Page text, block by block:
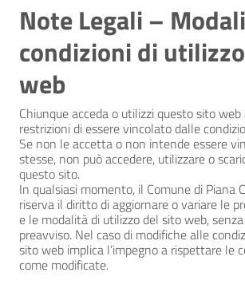
Note Legali –
condizioni di
web
Chiunque acceda o utilizzi questo sito
restrizioni di essere vincolato dalle
Se non le accetta o non intende essere
stesse, non può accedere, utilizzare o
questo sito.
In qualsiasi momento, il Comune di Piana
riserva il diritto di aggiornare o variare le
e le modalità di utilizzo del sito web,
preavviso. Nel caso di modifiche alle
sito web implica l’impegno a rispettare le
come modificate.